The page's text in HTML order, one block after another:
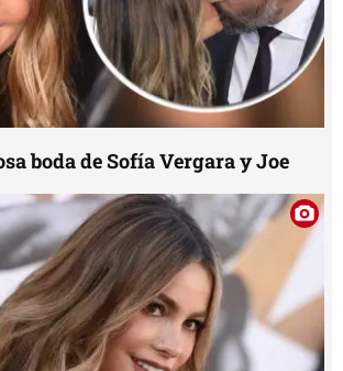
boda de Sofía Vergara y Joe